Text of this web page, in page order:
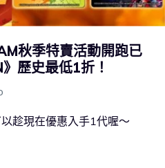
秋季特賣活動開跑已
歷史最低1折！
趁現在優惠入手1代喔～